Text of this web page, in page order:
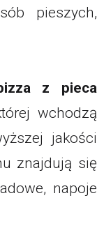
pieszych,
z pieca
wchodzą
jakości
znajdują się
napoje